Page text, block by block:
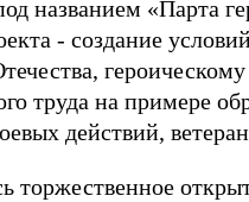
названием «Парта
- создание
труда на примере
действий,